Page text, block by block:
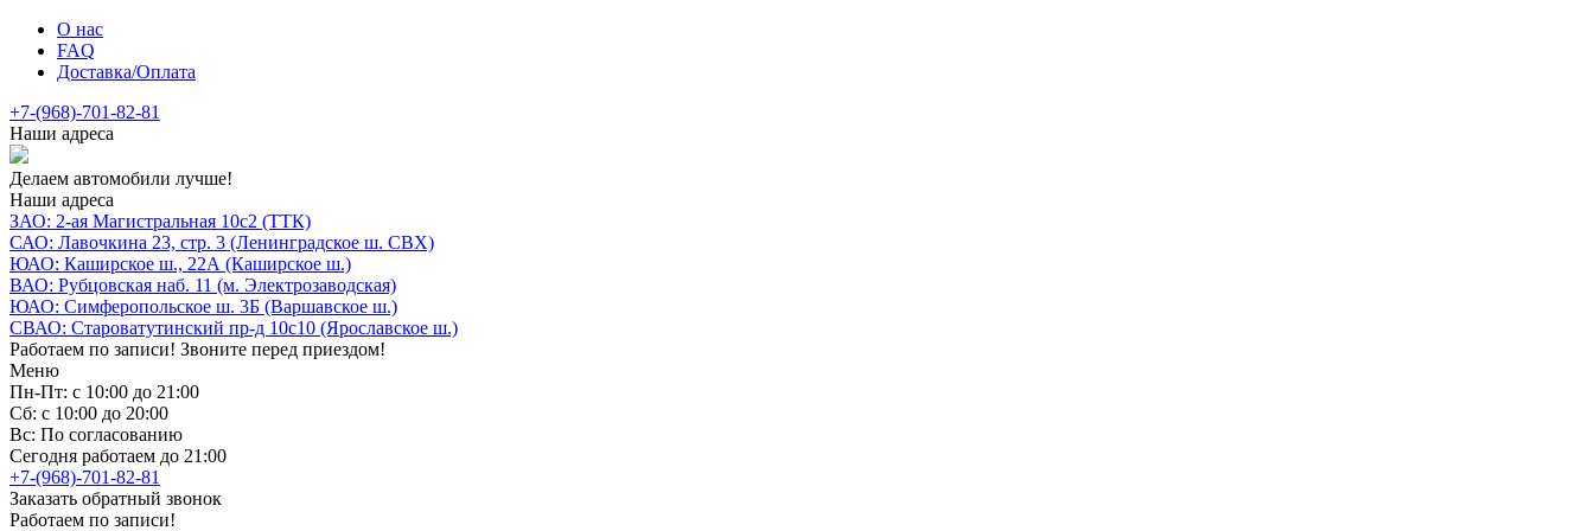
О нас
FAQ
Доставка/Оплата
+7-(968)-701-82-81
Наши адреса
Делаем автомобили лучше!
Наши адреса
ЗАО: 2-ая Магистральная 10с2 (ТТК)
САО: Лавочкина 23, стр. 3 (Ленинградское ш. СВХ)
ЮАО: Каширское ш., 22А (Каширское ш.)
ВАО: Рубцовская наб. 11 (м. Электрозаводская)
ЮАО: Симферопольское ш. 3Б (Варшавское ш.)
СВАО: Староватутинский пр-д 10с10 (Ярославское ш.)
Работаем по записи! Звоните перед приездом!
Меню
Пн-Пт: с 10:00 до 21:00
Сб: с 10:00 до 20:00
Вс: По согласованию
Сегодня работаем до 21:00
+7-(968)-701-82-81
Заказать обратный звонок
Работаем по записи!